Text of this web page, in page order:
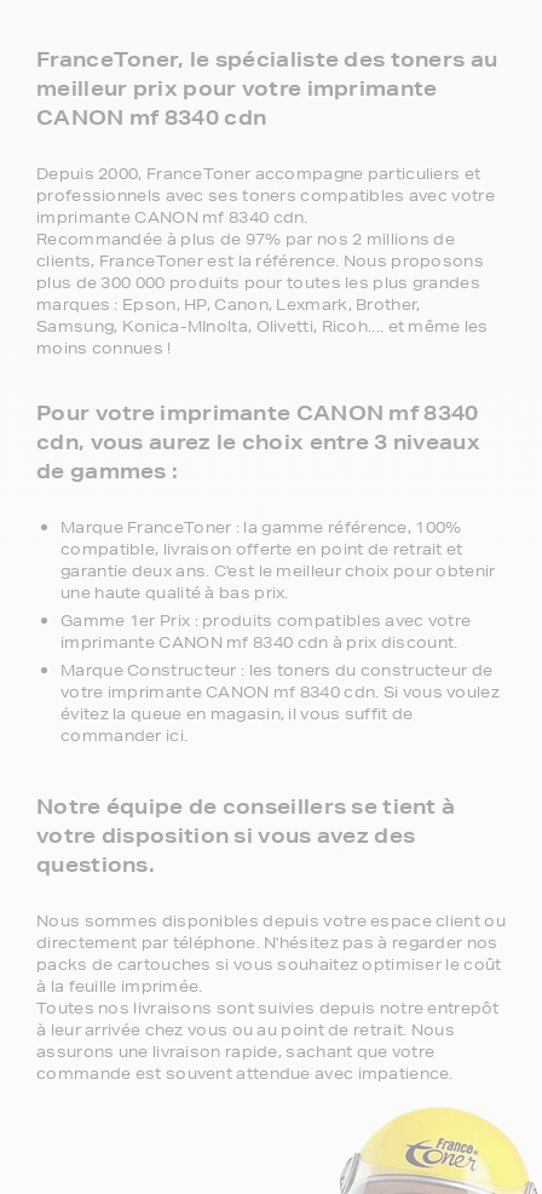
FranceToner, le spécialiste des toners au
meilleur prix pour votre imprimante
CANON mf 8340 cdn
Depuis 2000, FranceToner accompagne particuliers et
professionnels avec ses toners compatibles avec votre
imprimante CANON mf 8340 cdn.
Recommandée à plus de 97% par nos 2 millions de
clients, FranceToner est la référence. Nous proposons
plus de 300 000 produits pour toutes les plus grandes
marques : Epson, HP, Canon, Lexmark, Brother,
Samsung, Konica-MInolta, Olivetti, Ricoh.... et même les
moins connues !
Pour votre imprimante CANON mf 8340
cdn, vous aurez le choix entre 3 niveaux
de gammes :
Marque FranceToner : la gamme référence, 100%
compatible, livraison offerte en point de retrait et
garantie deux ans. C'est le meilleur choix pour obtenir
une haute qualité à bas prix.
Gamme 1er Prix : produits compatibles avec votre
imprimante CANON mf 8340 cdn à prix discount.
Marque Constructeur : les toners du constructeur de
votre imprimante CANON mf 8340 cdn. Si vous voulez
évitez la queue en magasin, il vous suffit de
commander ici.
Notre équipe de conseillers se tient à
votre disposition si vous avez des
questions.
Nous sommes disponibles depuis votre espace client ou
directement par téléphone. N'hésitez pas à regarder nos
packs de cartouches si vous souhaitez optimiser le coût
à la feuille imprimée.
Toutes nos livraisons sont suivies depuis notre entrepôt
à leur arrivée chez vous ou au point de retrait. Nous
assurons une livraison rapide, sachant que votre
commande est souvent attendue avec impatience.